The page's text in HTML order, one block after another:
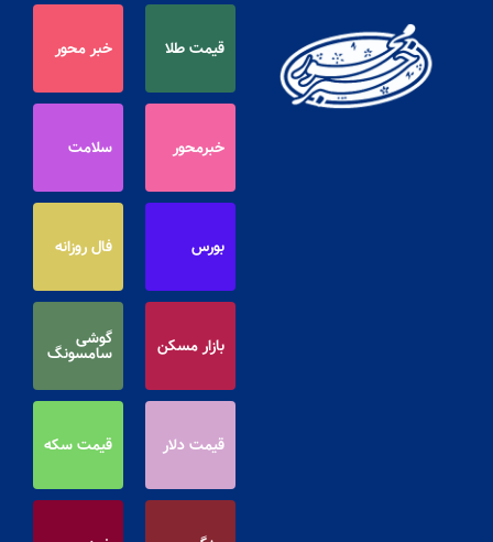
قیمت طلا خبر محور
خبرمحور سلامت
بورس فال روزانه
بازار مسکن گوشی
سامسونگ
قیمت دلار قیمت سکه